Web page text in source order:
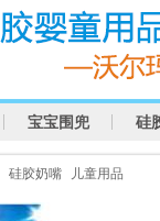
宝宝围兜 硅
硅胶奶嘴 儿童用品